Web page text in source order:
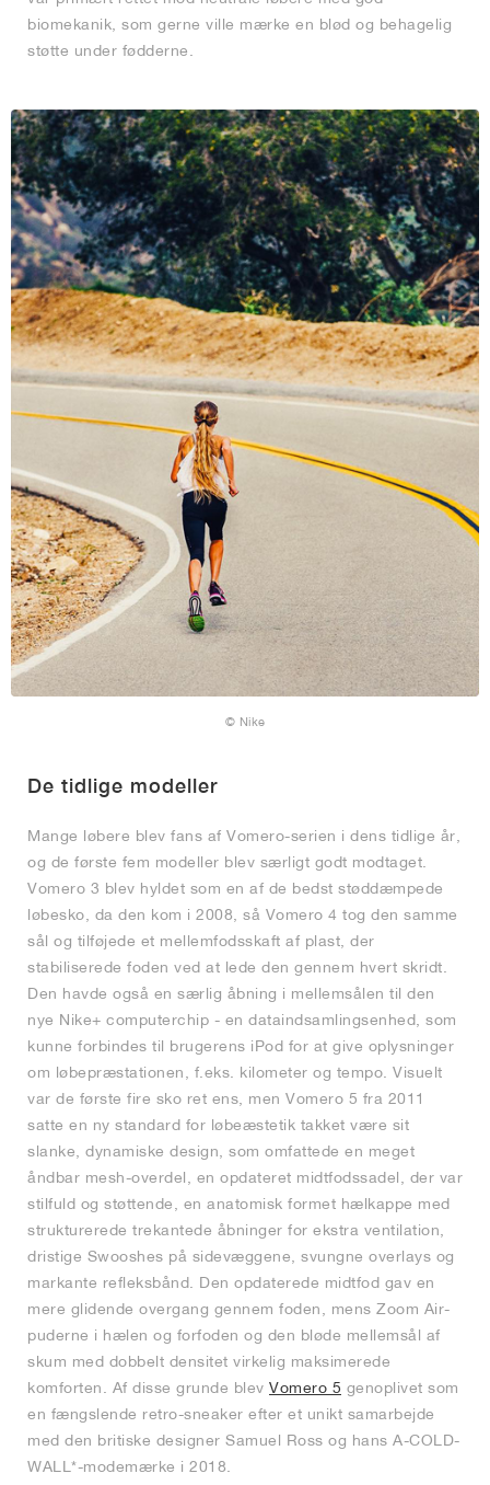
biomekanik, som gerne ville mærke en blød og behagelig
støtte under fødderne.
© Nike
De tidlige modeller
Mange løbere blev fans af Vomero-serien i dens tidlige år,
og de første fem modeller blev særligt godt modtaget.
Vomero 3 blev hyldet som en af de bedst støddæmpede
løbesko, da den kom i 2008, så Vomero 4 tog den samme
sål og tilføjede et mellemfodsskaft af plast, der
stabiliserede foden ved at lede den gennem hvert skridt.
Den havde også en særlig åbning i mellemsålen til den
nye Nike+ computerchip - en dataindsamlingsenhed, som
kunne forbindes til brugerens iPod for at give oplysninger
om løbepræstationen, f.eks. kilometer og tempo. Visuelt
var de første fire sko ret ens, men Vomero 5 fra 2011
satte en ny standard for løbeæstetik takket være sit
slanke, dynamiske design, som omfattede en meget
åndbar mesh-overdel, en opdateret midtfodssadel, der var
stilfuld og støttende, en anatomisk formet hælkappe med
strukturerede trekantede åbninger for ekstra ventilation,
dristige Swooshes på sidevæggene, svungne overlays og
markante refleksbånd. Den opdaterede midtfod gav en
mere glidende overgang gennem foden, mens Zoom Air-
puderne i hælen og forfoden og den bløde mellemsål af
skum med dobbelt densitet virkelig maksimerede
komforten. Af disse grunde blev Vomero 5 genoplivet som
en fængslende retro-sneaker efter et unikt samarbejde
med den britiske designer Samuel Ross og hans A-COLD-
WALL*-modemærke i 2018.